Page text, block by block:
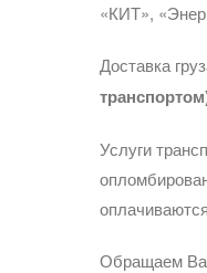
«КИТ»,
Доставка
Услуги
Обращаем